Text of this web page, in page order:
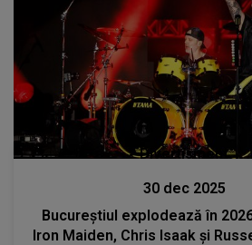
Divertisment
30 dec 2025
Bucureștiul explodează în
Iron Maiden, Chris Isaak și